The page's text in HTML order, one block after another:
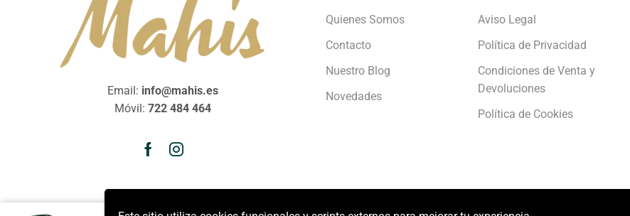
Email: info@mahis.es
Móvil: 722 484 464
Quienes Somos
Contacto
Nuestro Blog
Novedades
Aviso Legal
Política de Privacidad
Condiciones de Venta y
Devoluciones
Política de Cookies